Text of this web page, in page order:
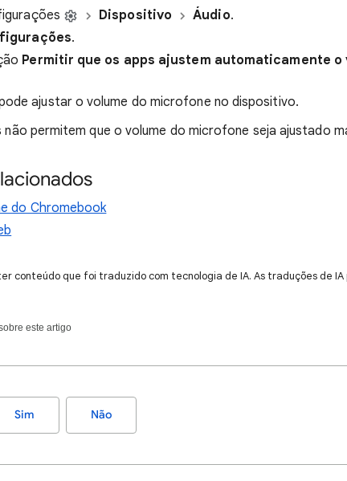
Dispositivo Áudio.
.
Permitir que os apps ajustem automaticamente o
ajustar o volume do microfone no dispositivo.
não permitem que o volume do microfone seja ajustado
do Chromebook
conteúdo que foi traduzido com tecnologia de IA. As traduções de
este artigo
Sim Não